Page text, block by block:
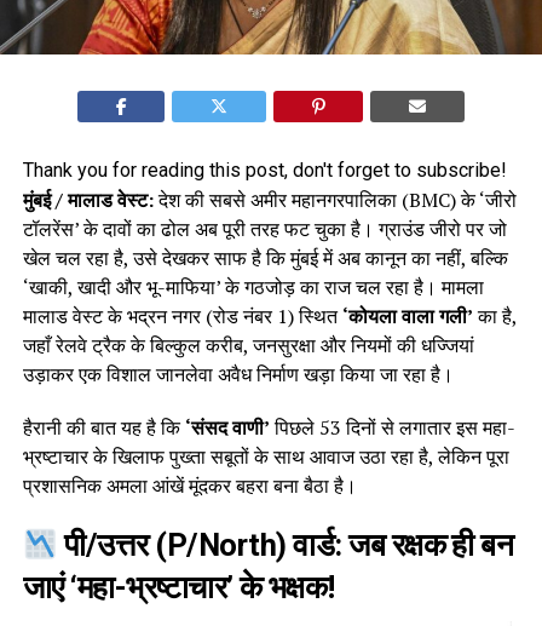
Thank you for reading this post, don't forget to subscribe!
मुंबई / मालाड वेस्ट:देश की सबसे अमीर महानगरपालिका (BMC) के ‘जीरो
टॉलरेंस’ के दावों का ढोल अब पूरी तरह फट चुका है। ग्राउंड जीरो पर जो
खेल चल रहा है, उसे देखकर साफ है कि मुंबई में अब कानून का नहीं, बल्कि
‘खाकी, खादी और भू-माफिया’ के गठजोड़ का राज चल रहा है। मामला
मालाड वेस्ट के भद्रन नगर (रोड नंबर 1) स्थित‘कोयला वाला गली’का है,
जहाँ रेलवे ट्रैक के बिल्कुल करीब, जनसुरक्षा और नियमों की धज्जियां
उड़ाकर एक विशाल जानलेवा अवैध निर्माण खड़ा किया जा रहा है।
हैरानी की बात यह है कि‘संसद वाणी’पिछले 53 दिनों से लगातार इस महा-
भ्रष्टाचार के खिलाफ पुख्ता सबूतों के साथ आवाज उठा रहा है, लेकिन पूरा
प्रशासनिक अमला आंखें मूंदकर बहरा बना बैठा है।
पी/उत्तर (P/North) वार्ड: जब रक्षक ही बन
जाएं ‘महा-भ्रष्टाचार’ के भक्षक!